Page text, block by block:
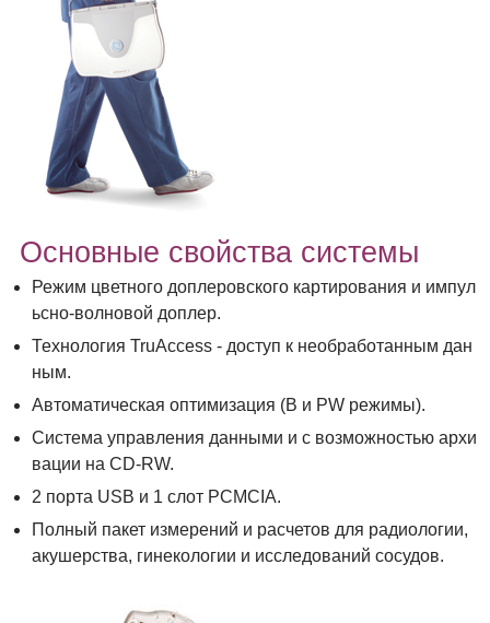
Основные свойства системы
Режим цветного доплеровского картирования и импул
ьсно-волновой доплер.
Технология TruAccess - доступ к необработанным дан
ным.
Автоматическая оптимизация (В и PW режимы).
Система управления данными и с возможностью архи
вации на CD-RW.
2 порта USB и 1 слот PCMCIA.
Полный пакет измерений и расчетов для радиологии,
акушерства, гинекологии и исследований сосудов.